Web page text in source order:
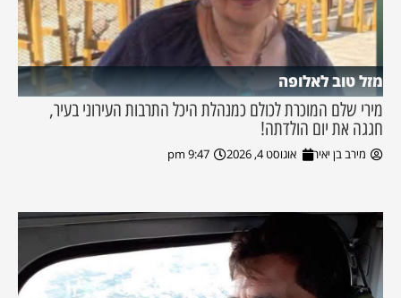
מזל טוב לאלופה
מירי שלם המוכרת לכולם כמנהלת היכל התרבות העירוני בעיר,
חגגה את יום הולדתה!
מירב בן יאיר אוגוסט 4, 2026 9:47 pm